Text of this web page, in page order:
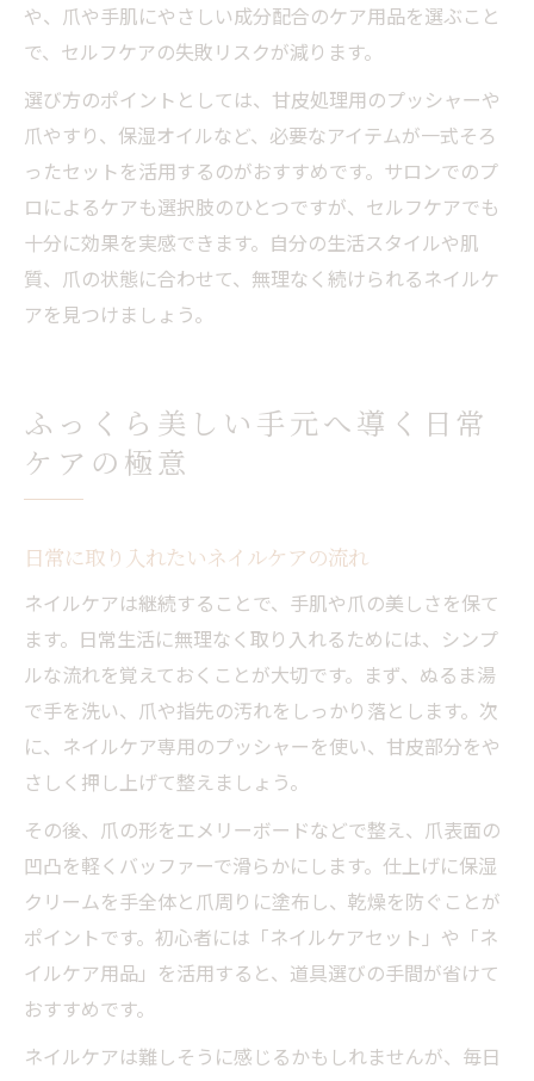
や、爪や手肌にやさしい成分配合のケア用品を選ぶこと
で、セルフケアの失敗リスクが減ります。
選び方のポイントとしては、甘皮処理用のプッシャーや
爪やすり、保湿オイルなど、必要なアイテムが一式そろ
ったセットを活用するのがおすすめです。サロンでのプ
ロによるケアも選択肢のひとつですが、セルフケアでも
十分に効果を実感できます。自分の生活スタイルや肌
質、爪の状態に合わせて、無理なく続けられるネイルケ
アを見つけましょう。
ふっくら美しい手元へ導く日常
ケアの極意
日常に取り入れたいネイルケアの流れ
ネイルケアは継続することで、手肌や爪の美しさを保て
ます。日常生活に無理なく取り入れるためには、シンプ
ルな流れを覚えておくことが大切です。まず、ぬるま湯
で手を洗い、爪や指先の汚れをしっかり落とします。次
に、ネイルケア専用のプッシャーを使い、甘皮部分をや
さしく押し上げて整えましょう。
その後、爪の形をエメリーボードなどで整え、爪表面の
凹凸を軽くバッファーで滑らかにします。仕上げに保湿
クリームを手全体と爪周りに塗布し、乾燥を防ぐことが
ポイントです。初心者には「ネイルケアセット」や「ネ
イルケア用品」を活用すると、道具選びの手間が省けて
おすすめです。
ネイルケアは難しそうに感じるかもしれませんが、毎日